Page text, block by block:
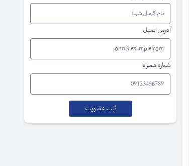
آدرس ایمیل
شماره همراه